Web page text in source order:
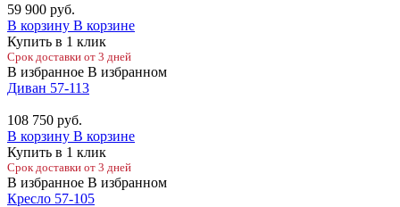
59 900 руб.
В корзину В корзине
Купить в 1 клик
Срок доставки от 3 дней
В избранное В избранном
Диван 57-113
108 750 руб.
В корзину В корзине
Купить в 1 клик
Срок доставки от 3 дней
В избранное В избранном
Кресло 57-105